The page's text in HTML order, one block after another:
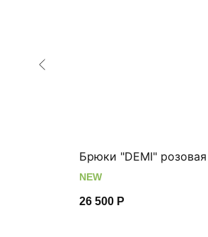
Брюки "DEMI"
NEW
26 500 Р